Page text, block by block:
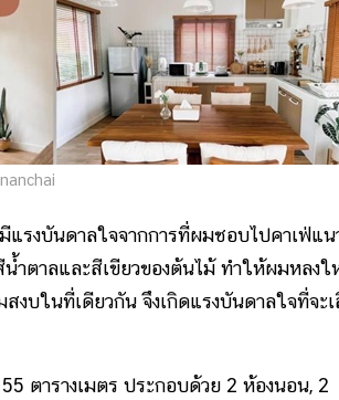
รงบันดาลใจจากการที่ผมชอบไปคาเฟ่แน
ำตาลและสีเขียวของต้นไม้ ทำให้ผมหลงใ
งบในที่เดียวกัน จึงเกิดแรงบันดาลใจที่จะ
ตารางเมตร ประกอบด้วย 2 ห้องนอน, 2